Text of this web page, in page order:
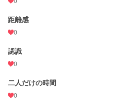
距離感
0
認識
0
二人だけの時間
0